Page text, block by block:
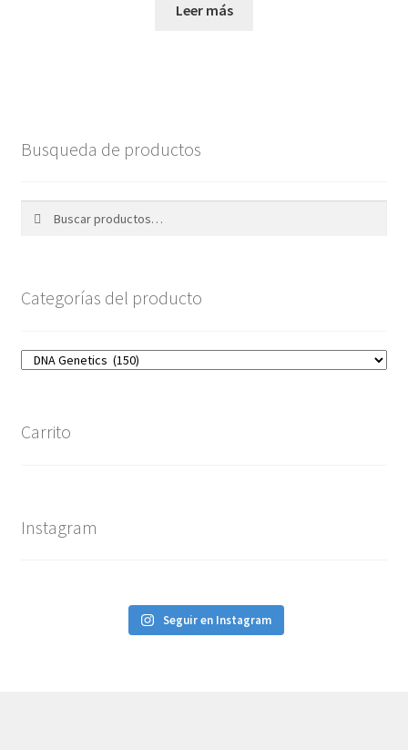
Leer más
Busqueda de productos
Categorías del producto
Carrito
Instagram
Seguir en Instagram